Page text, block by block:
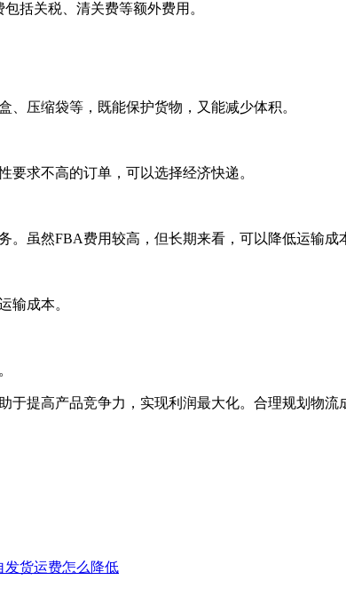
括关税、清关费等额外费用。
压缩袋等，既能保护货物，又能减少体积。
求不高的订单，可以选择经济快递。
。虽然FBA费用较高，但长期来看，可以降低运输成
输成本。
提高产品竞争力，实现利润最大化。合理规划物
发货运费怎么降低